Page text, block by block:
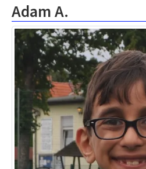
Adam A.